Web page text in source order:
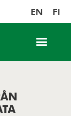
EN FI